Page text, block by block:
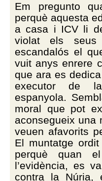
Em pregunto
perquè aquesta
a casa i ICV li
violat els seus
escandalós el
vuit anys enrere
que ara es
executor de la
espanyola.
moral que pot
aconsegueix una
veuen afavorits
El muntatge
perquè quan
l’evidència, es
contra la Núria,